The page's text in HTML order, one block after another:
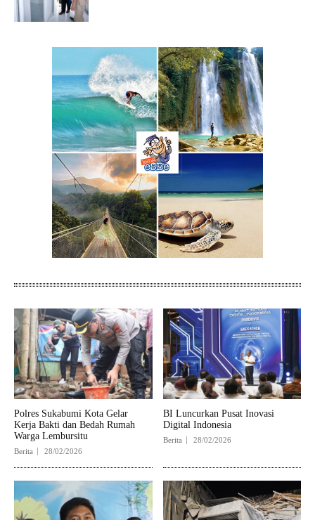
Polres Sukabumi Kota Gelar
Kerja Bakti dan Bedah Rumah
Warga Lembursitu
Berita 28/02/2026
BI Luncurkan Pusat Inovasi
Digital Indonesia
Berita 28/02/2026